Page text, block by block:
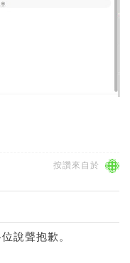
按讚來自於
說聲抱歉。